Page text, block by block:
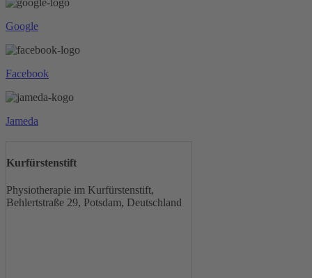
Google
Facebook
Jameda
Kurfürstenstift
Physiotherapie im Kurfürstenstift,
Behlertstraße 29, Potsdam, Deutschland